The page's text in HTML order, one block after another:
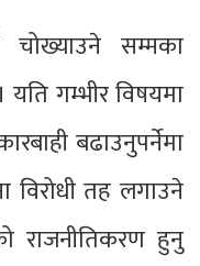
सम्मका
गम्भीर विषयमा
बढाउनुपर्नेमा
तह लगाउने
राजनीतिकरण हुनु